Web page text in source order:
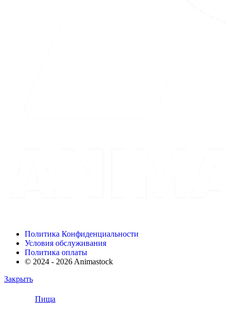
Политика Конфиденциальности
Условия обслуживания
Политика оплаты
© 2024 - 2026 Animastock
Закрыть
Пища